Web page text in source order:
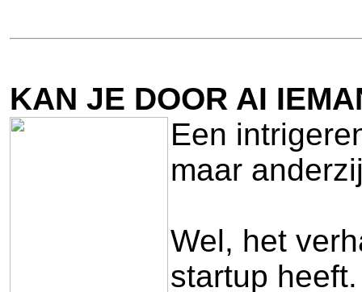
KAN JE DOOR AI
Een
maar
Wel, het
startup